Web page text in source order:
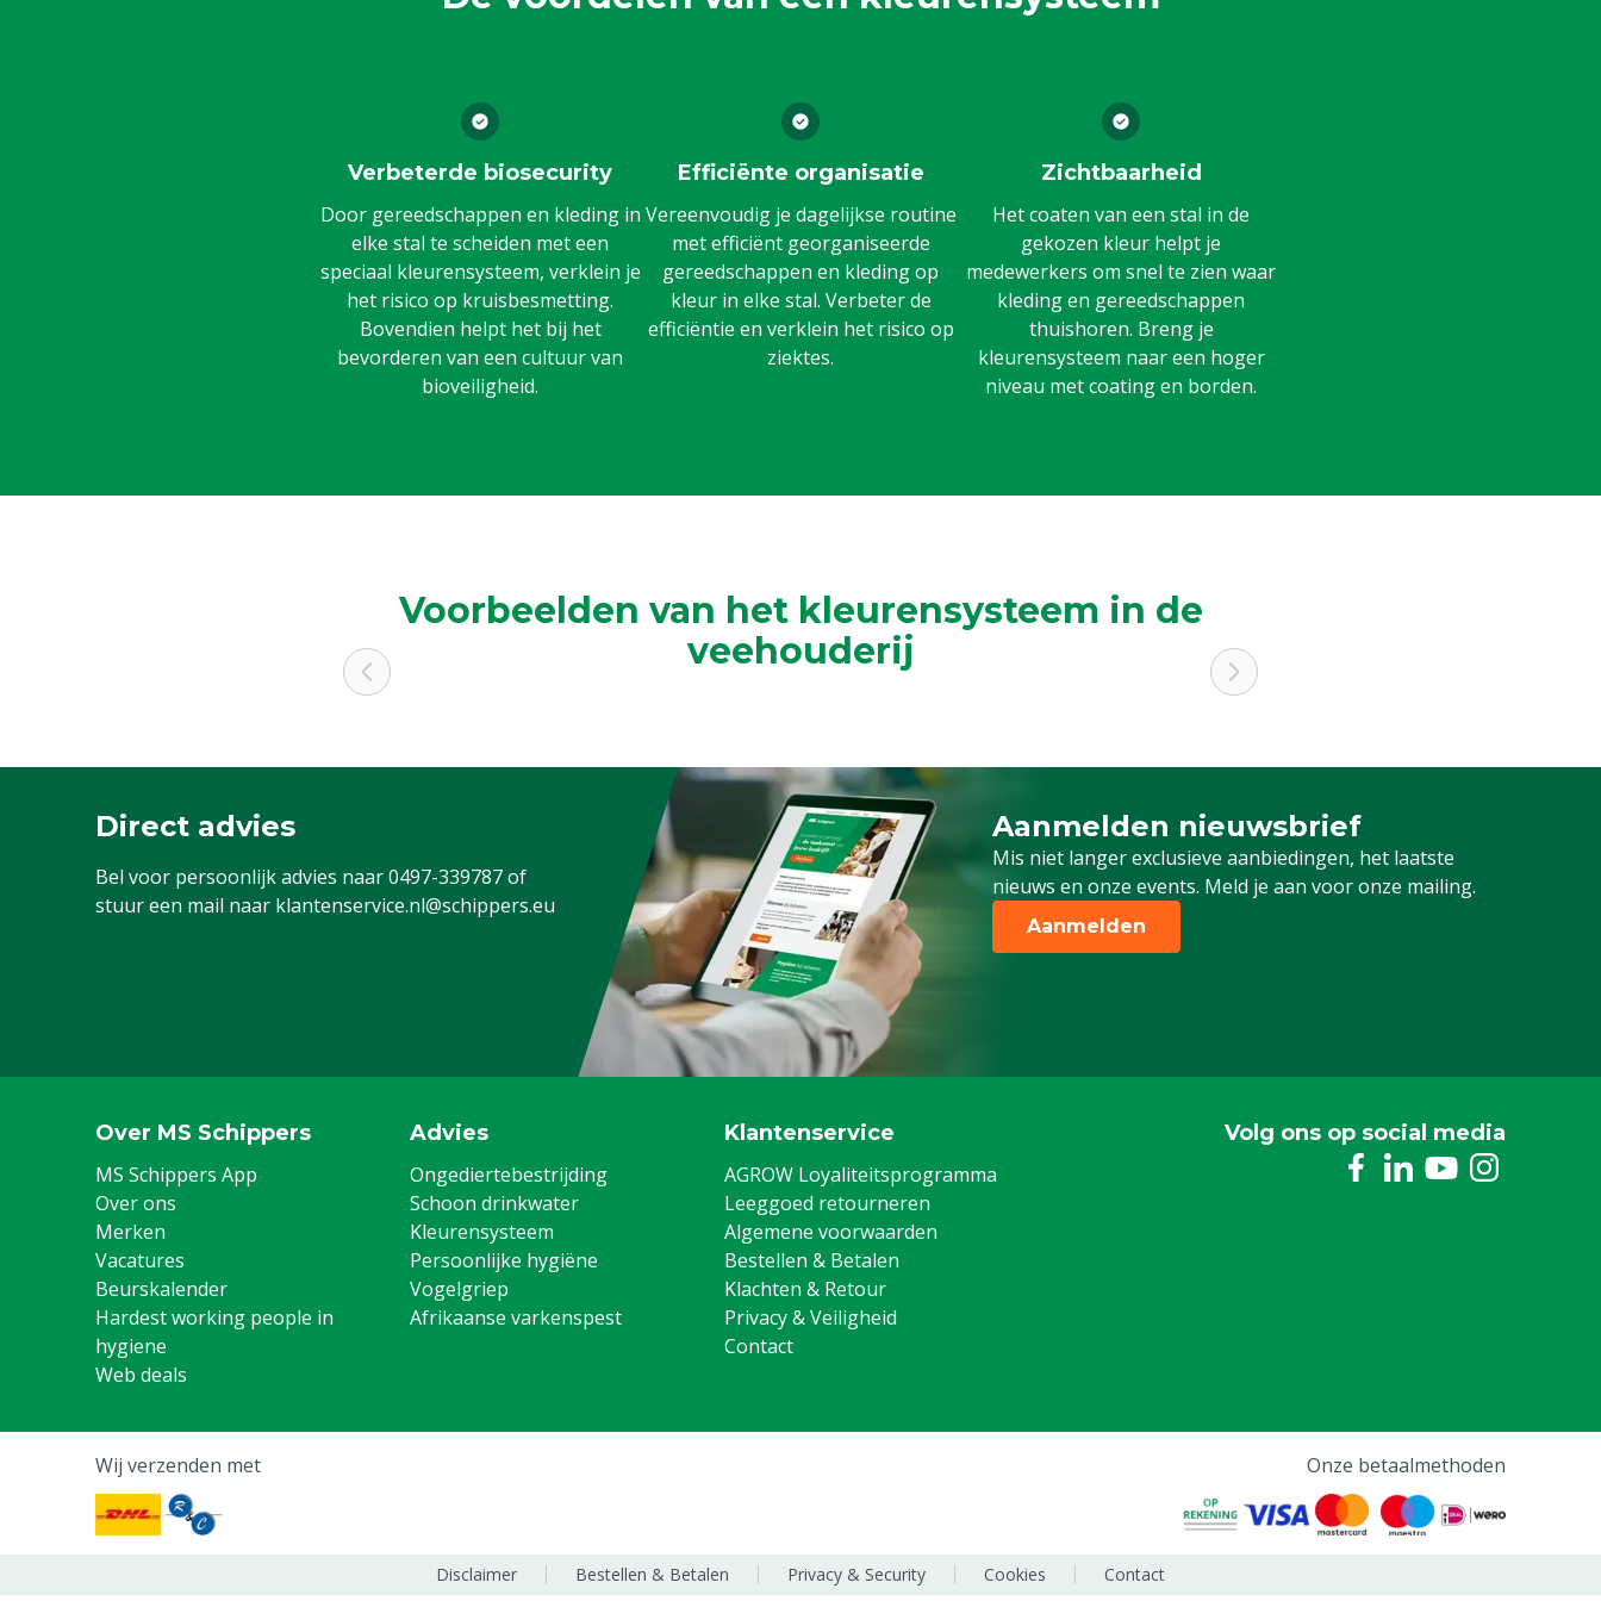
Verbeterde biosecurity
Door gereedschappen en kleding in
elke stal te scheiden met een
speciaal kleurensysteem, verklein je
het risico op kruisbesmetting.
Bovendien helpt het bij het
bevorderen van een cultuur van
bioveiligheid.
Efficiënte organisatie
Vereenvoudig je dagelijkse routine
met efficiënt georganiseerde
gereedschappen en kleding op
kleur in elke stal. Verbeter de
efficiëntie en verklein het risico op
ziektes.
Zichtbaarheid
Het coaten van een stal in de
gekozen kleur helpt je
medewerkers om snel te zien waar
kleding en gereedschappen
thuishoren. Breng je
kleurensysteem naar een hoger
niveau met coating en borden.
Voorbeelden van het kleurensysteem in de
veehouderij
Direct advies
Bel voor persoonlijk advies naar0497-339787of
stuur een mail naar klantenservice.nl@schippers.eu
Aanmelden nieuwsbrief
Mis niet langer exclusieve aanbiedingen, het laatste
nieuws en onze events. Meld je aan voor onze mailing.
Schrijf je in voor onze nieuwsbrief
Aanmelden
Over MS Schippers
MS Schippers App
Over ons
Merken
Vacatures
Beurskalender
Hardest working people in
hygiene
Web deals
Advies
Ongediertebestrijding
Schoon drinkwater
Kleurensysteem
Persoonlijke hygiëne
Vogelgriep
Afrikaanse varkenspest
Klantenservice
AGROW Loyaliteitsprogramma
Leeggoed retourneren
Algemene voorwaarden
Bestellen & Betalen
Klachten & Retour
Privacy & Veiligheid
Contact
Volg ons op social media
Wij verzenden met Onze betaalmethoden
Disclaimer Bestellen & Betalen Privacy & Security Cookies Contact